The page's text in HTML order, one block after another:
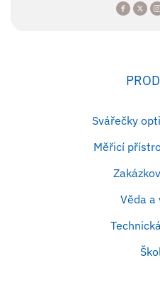
Svářečky
Měřicí
Věda a